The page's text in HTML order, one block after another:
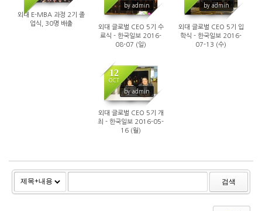
외대 E-MBA 과정 2기 졸
업식, 30명 배출
by admin
외대 글로벌 CEO 5기 수
료식 - 한국일보 2016-
08-07 (일)
by admin
외대 글로벌 CEO 5기 입
학식 - 한국일보 2016-
07-13 (수)
12
OCT
by admin
외대 글로벌 CEO 5기 개
최 - 한국일보 2016-05-
16 (월)
검색